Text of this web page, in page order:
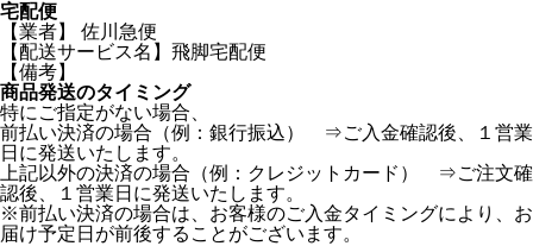
宅配便
【業者】 佐川急便
【配送サービス名】飛脚宅配便
【備考】
商品発送のタイミング
特にご指定がない場合、
前払い決済の場合（例：銀行振込） ⇒ご入金確認後、１営業
日に発送いたします。
上記以外の決済の場合（例：クレジットカード） ⇒ご注文確
認後、１営業日に発送いたします。
※前払い決済の場合は、お客様のご入金タイミングにより、お
届け予定日が前後することがございます。